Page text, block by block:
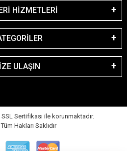
HİZMETLERİ
ULAŞIN
Sertifikası ile korunmaktadır.
Tüm Hakları Saklıdır